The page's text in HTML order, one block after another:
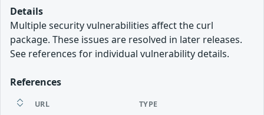
Details
Multiple security vulnerabilities affect the curl
package. These issues are resolved in later releases.
See references for individual vulnerability details.
References
URL TYPE